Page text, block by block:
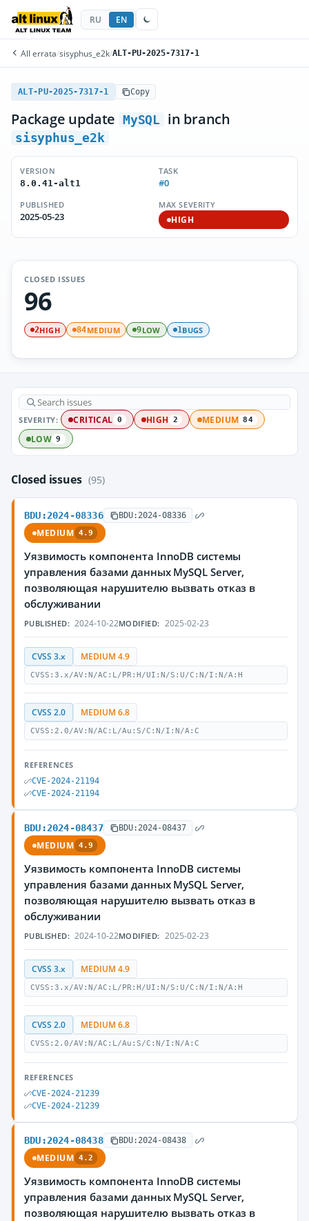
RU EN
All errata/sisyphus_e2k/ALT-PU-2025-7317-1
ALT-PU-2025-7317-1 Copy
Package update MySQL in branch
sisyphus_e2k
VERSION
8.0.41-alt1
TASK
#0
PUBLISHED
2025-05-23
MAX SEVERITY
HIGH
CLOSED ISSUES
96
2HIGH 84MEDIUM 9LOW 1BUGS
SEVERITY: CRITICAL 0 HIGH 2 MEDIUM 84
LOW 9
Closed issues (95)
BDU:2024-08336 BDU:2024-08336
MEDIUM 4.9
Уязвимость компонента InnoDB системы
управления базами данных MySQL Server,
позволяющая нарушителю вызвать отказ в
обслуживании
PUBLISHED: 2024-10-22MODIFIED: 2025-02-23
CVSS 3.x MEDIUM 4.9
CVSS:3.x/AV:N/AC:L/PR:H/UI:N/S:U/C:N/I:N/A:H
CVSS 2.0 MEDIUM 6.8
CVSS:2.0/AV:N/AC:L/Au:S/C:N/I:N/A:C
REFERENCES
CVE-2024-21194
CVE-2024-21194
BDU:2024-08437 BDU:2024-08437
MEDIUM 4.9
Уязвимость компонента InnoDB системы
управления базами данных MySQL Server,
позволяющая нарушителю вызвать отказ в
обслуживании
PUBLISHED: 2024-10-22MODIFIED: 2025-02-23
CVSS 3.x MEDIUM 4.9
CVSS:3.x/AV:N/AC:L/PR:H/UI:N/S:U/C:N/I:N/A:H
CVSS 2.0 MEDIUM 6.8
CVSS:2.0/AV:N/AC:L/Au:S/C:N/I:N/A:C
REFERENCES
CVE-2024-21239
CVE-2024-21239
BDU:2024-08438 BDU:2024-08438
MEDIUM 4.2
Уязвимость компонента InnoDB системы
управления базами данных MySQL Server,
позволяющая нарушителю вызвать отказ в